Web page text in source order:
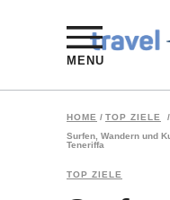
MENU
HOME / TOP ZIELE
/
Surfen, Wandern und
Teneriffa
TOP ZIELE